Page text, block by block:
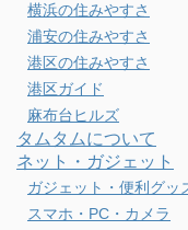
横浜の住みやすさ
浦安の住みやすさ
港区の住みやすさ
港区ガイド
麻布台ヒルズ
タムタムについて
ネット・ガジェット
ガジェット・便利グッ
スマホ・PC・カメラ